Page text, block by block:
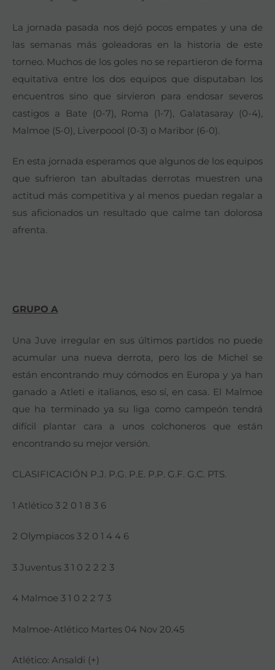
La jornada pasada nos dejó pocos empates y una de
las semanas más goleadoras en la historia de este
torneo. Muchos de los goles no se repartieron de forma
equitativa entre los dos equipos que disputaban los
encuentros sino que sirvieron para endosar severos
castigos a Bate (0-7), Roma (1-7), Galatasaray (0-4),
Malmoe (5-0), Liverpoool (0-3) o Maribor (6-0).
En esta jornada esperamos que algunos de los equipos
que sufrieron tan abultadas derrotas muestren una
actitud más competitiva y al menos puedan regalar a
sus aficionados un resultado que calme tan dolorosa
afrenta.
GRUPO A
Una Juve irregular en sus últimos partidos no puede
acumular una nueva derrota, pero los de Michel se
están encontrando muy cómodos en Europa y ya han
ganado a Atleti e italianos, eso sí, en casa. El Malmoe
que ha terminado ya su liga como campeón tendrá
difícil plantar cara a unos colchoneros que están
encontrando su mejor versión.
CLASIFICACIÓN P.J. P.G. P.E. P.P. G.F. G.C. PTS.
1 Atlético 3 2 0 1 8 3 6
2 Olympiacos 3 2 0 1 4 4 6
3 Juventus 3 1 0 2 2 2 3
4 Malmoe 3 1 0 2 2 7 3
Malmoe-Atlético Martes 04 Nov 20.45
Atlético: Ansaldi (+)